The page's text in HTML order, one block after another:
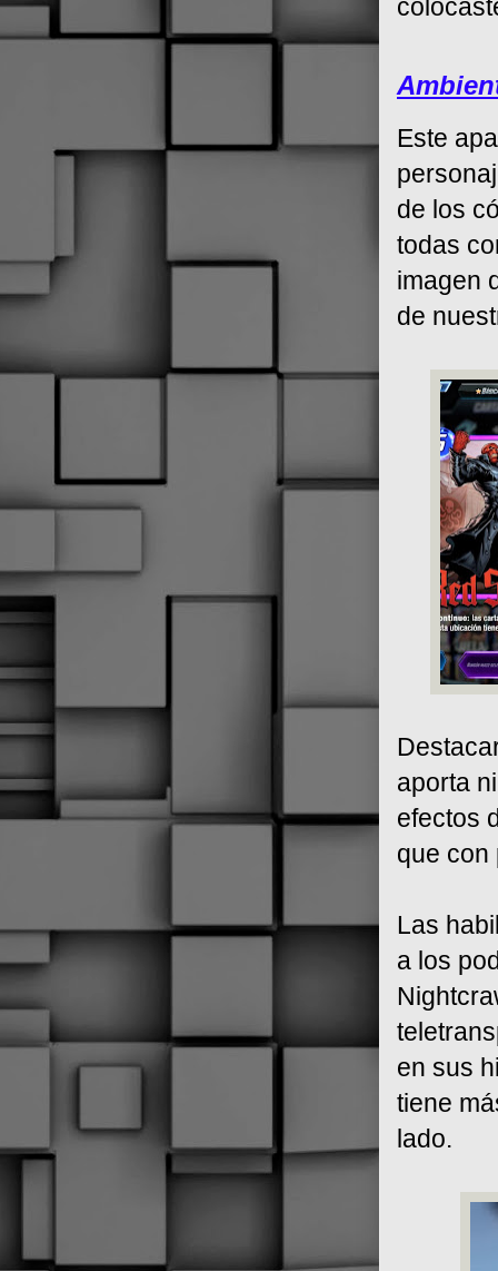
Este
de los
todas
imagen
de
aporta
efectos
que con
Las
a los
en sus
tiene
lado.